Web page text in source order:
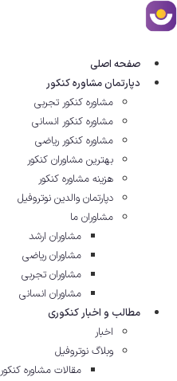
پرش
به
صفحه اصلی
دپارتمان مشاوره کنکور
مشاوره کنکور تجربی
مشاوره کنکور انسانی
مشاوره کنکور ریاضی
بهترین مشاوران کنکور
هزینه مشاوره کنکور
دپارتمان والدین نوتروفیل
مشاوران ما
مشاوران ارشد
مشاوران ریاضی
مشاوران تجربی
مشاوران انسانی
مطالب و اخبار کنکوری
اخبار
وبلاگ نوتروفیل
مقالات مشاوره‌ کنکور